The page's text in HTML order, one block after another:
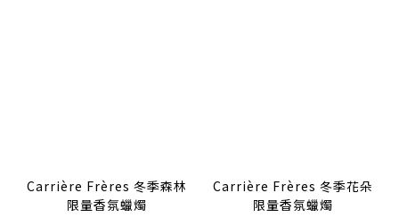
Carrière Frères 冬季森林
限量香氛蠟燭
Carrière Frères 冬季花朵
限量香氛蠟燭